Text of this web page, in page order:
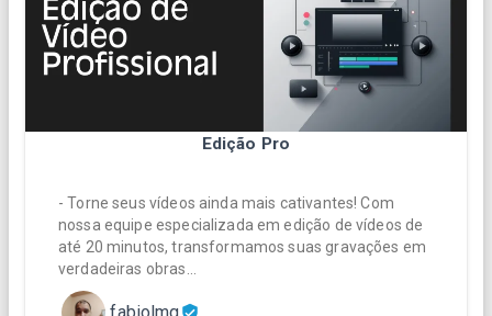
Edição Pro
- Torne seus vídeos ainda mais cativantes! Com
nossa equipe especializada em edição de vídeos de
até 20 minutos, transformamos suas gravações em
verdadeiras obras…